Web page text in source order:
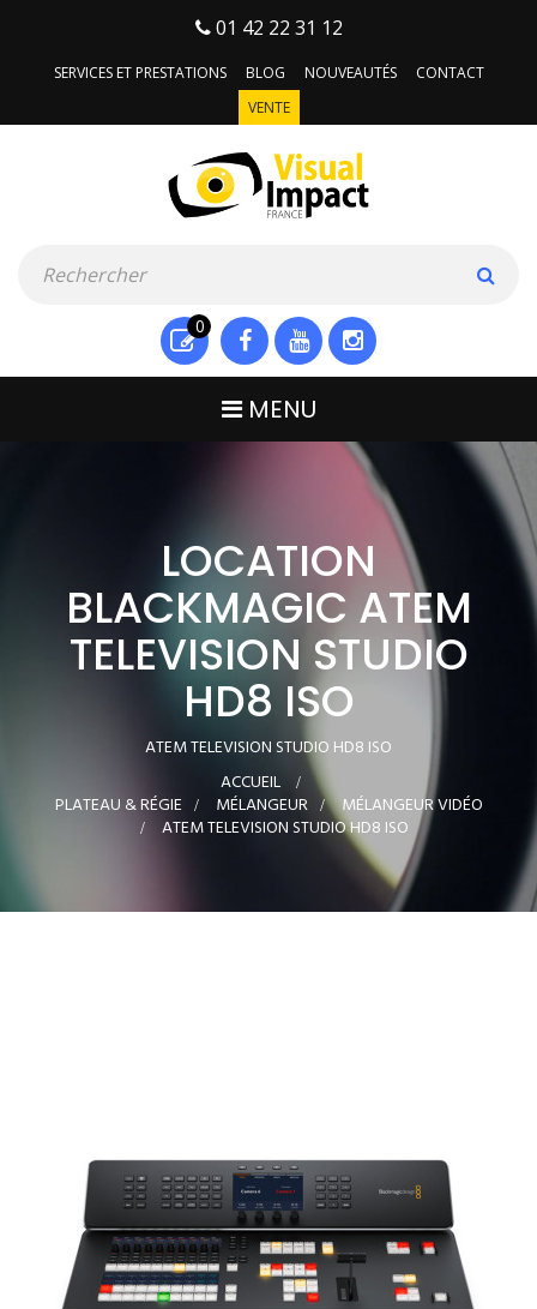
01 42 22 31 12
SERVICES ET PRESTATIONS BLOG NOUVEAUTÉS
CONTACT
VENTE
0
MENU
LOCATION
BLACKMAGIC ATEM
TELEVISION STUDIO
HD8 ISO
ATEM TELEVISION STUDIO HD8 ISO
ACCUEIL >
PLATEAU & RÉGIE > MÉLANGEUR > MÉLANGEUR VIDÉO
>
ATEM TELEVISION STUDIO HD8 ISO